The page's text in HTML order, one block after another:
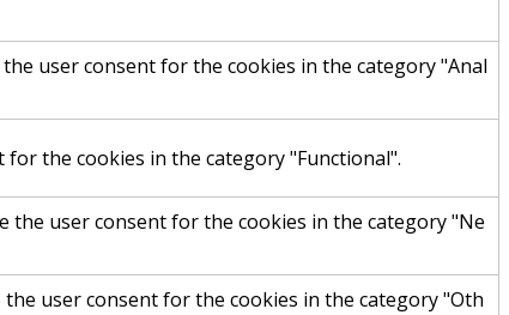
user consent for the cookies in the category "Anal
the cookies in the category "Functional".
the user consent for the cookies in the category "Ne
user consent for the cookies in the category "Oth